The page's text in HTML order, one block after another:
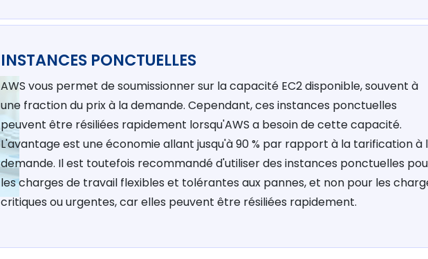
INSTANCES PONCTUELLES
AWS vous permet de soumissionner sur la capacité EC2 disponible, souvent à
une fraction du prix à la demande. Cependant, ces instances ponctuelles
peuvent être résiliées rapidement lorsqu'AWS a besoin de cette capacité.
L'avantage est une économie allant jusqu'à 90 % par rapport à la tarification à
demande. Il est toutefois recommandé d'utiliser des instances ponctuelles
les charges de travail flexibles et tolérantes aux pannes, et non pour les
critiques ou urgentes, car elles peuvent être résiliées rapidement.